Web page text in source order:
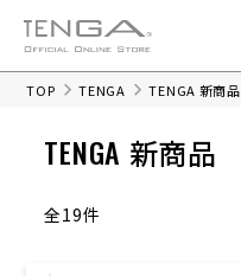
TOP TENGA TENGA 新商品
TENGA 新商品
全19件